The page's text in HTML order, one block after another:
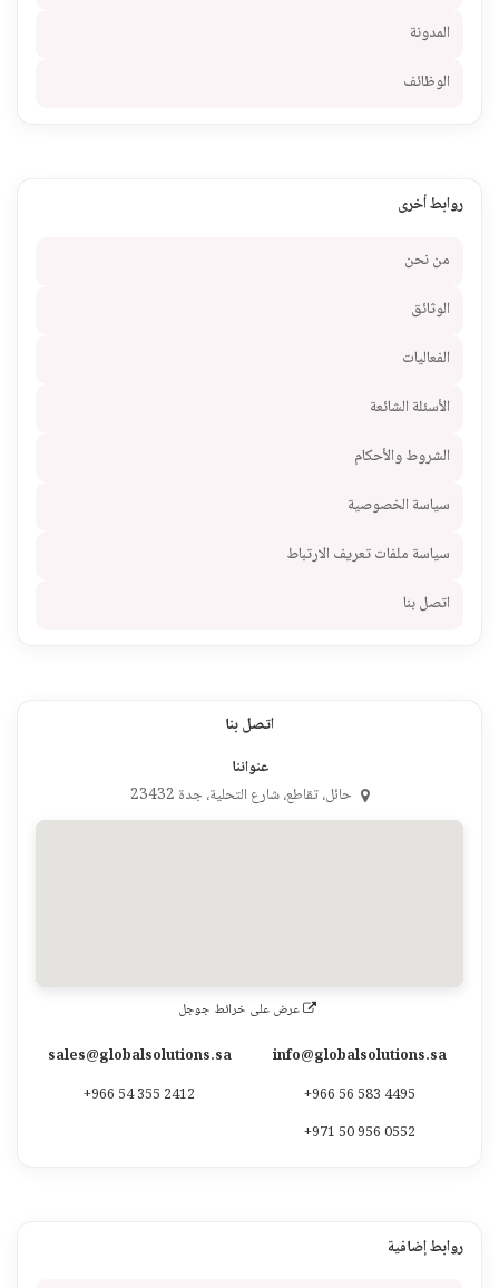
المدونة
الوظائف
روابط أخرى
من نحن
الوثائق
الفعاليات
الأسئلة الشائعة
الشروط والأحكام
سياسة الخصوصية
سياسة ملفات تعريف الارتباط
اتصل بنا
اتصل بنا
عنواننا
حائل، تقاطع، شارع التحلية، جدة 23432
عرض على خرائط جوجل
info@globalsolutions.sa
sales@globalsolutions.sa
+966 56 583 4495
+966 54 355 2412
+971 50 956 0552
روابط إضافية